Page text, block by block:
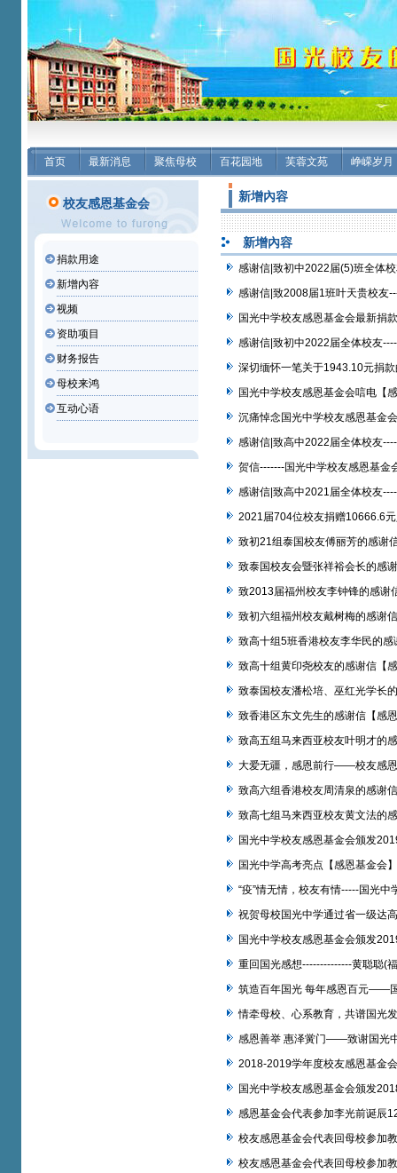
首页 最新消息 聚焦母校 百花园地 芙蓉文苑 峥嵘岁月
校友感恩基金会
捐款用途
新增內容
视频
资助项目
财务报告
母校来鸿
互动心语
新增內容
新增內容
感谢信|致初中2022届(5)班全体
感谢信|致2008届1班叶天贵校友
国光中学校友感恩基金会最新捐
感谢信|致初中2022届全体校友
深切缅怀一笔关于1943.10元捐
国光中学校友感恩基金会唁电【
沉痛悼念国光中学校友感恩基金
感谢信|致高中2022届全体校友
贺信-------国光中学校友感恩基金
感谢信|致高中2021届全体校友
2021届704位校友捐赠10666.6
致初21组泰国校友傅丽芳的感谢
致泰国校友会暨张祥裕会长的感
致2013届福州校友李钟锋的感谢
致初六组福州校友戴树梅的感谢
致高十组5班香港校友李华民的
致高十组黄印尧校友的感谢信【
致泰国校友潘松培、巫红光学长
致香港区东文先生的感谢信【感
致高五组马来西亚校友叶明才的
大爱无疆，感恩前行——校友感
致高六组香港校友周清泉的感谢
致高七组马来西亚校友黄文法的
国光中学校友感恩基金会颁发
国光中学高考亮点【感恩基金会】
“疫”情无情，校友有情-----国光中
祝贺母校国光中学通过省一级达
国光中学校友感恩基金会颁发
重回国光感想--------------黄聪聪(
筑造百年国光 每年感恩百元——
情牵母校、心系教育，共谱国光
感恩善举 惠泽黉门——致谢国光
2018-2019学年度校友感恩基金
国光中学校友感恩基金会颁发
感恩基金会代表参加李光前诞辰
校友感恩基金会代表回母校参加
校友感恩基金会代表回母校参加